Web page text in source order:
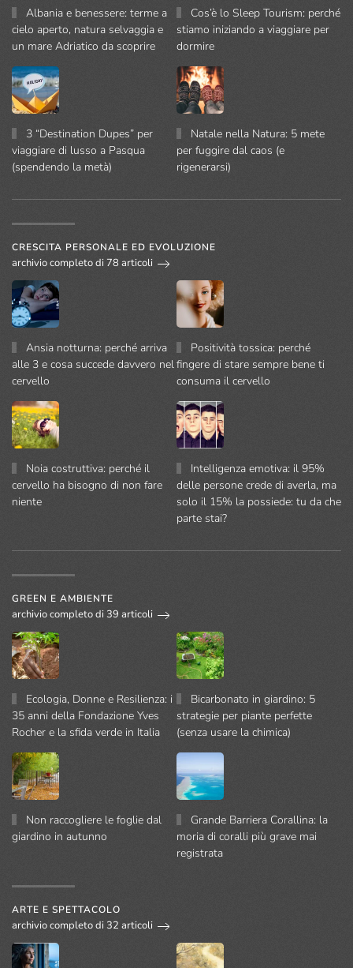
Albania e benessere: terme a
cielo aperto, natura selvaggia e
un mare Adriatico da scoprire
Cos’è lo Sleep Tourism: perché
stiamo iniziando a viaggiare per
dormire
3 “Destination Dupes” per
viaggiare di lusso a Pasqua
(spendendo la metà)
Natale nella Natura: 5 mete
per fuggire dal caos (e
rigenerarsi)
CRESCITA PERSONALE ED EVOLUZIONE
archivio completo di 78 articoli
Ansia notturna: perché arriva
alle 3 e cosa succede davvero nel
cervello
Positività tossica: perché
fingere di stare sempre bene ti
consuma il cervello
Noia costruttiva: perché il
cervello ha bisogno di non fare
niente
Intelligenza emotiva: il 95%
delle persone crede di averla, ma
solo il 15% la possiede: tu da che
parte stai?
GREEN E AMBIENTE
archivio completo di 39 articoli
Ecologia, Donne e Resilienza: i
35 anni della Fondazione Yves
Rocher e la sfida verde in Italia
Bicarbonato in giardino: 5
strategie per piante perfette
(senza usare la chimica)
Non raccogliere le foglie dal
giardino in autunno
Grande Barriera Corallina: la
moria di coralli più grave mai
registrata
ARTE E SPETTACOLO
archivio completo di 32 articoli